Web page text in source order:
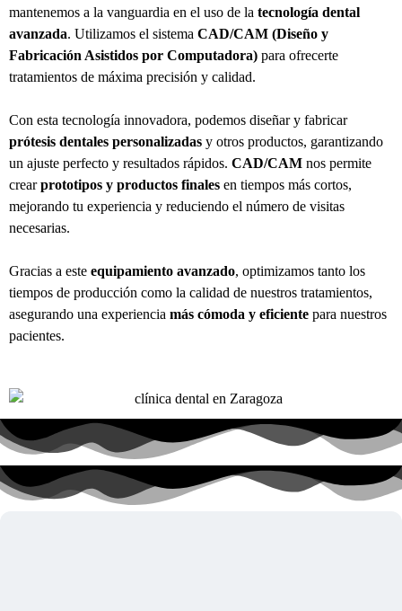
mantenemos a la vanguardia en el uso de la tecnología dental
avanzada. Utilizamos el sistema CAD/CAM (Diseño y
Fabricación Asistidos por Computadora) para ofrecerte
tratamientos de máxima precisión y calidad.
Con esta tecnología innovadora, podemos diseñar y fabricar
prótesis dentales personalizadas y otros productos, garantizando
un ajuste perfecto y resultados rápidos. CAD/CAM nos permite
crearprototipos y productos finales en tiempos más cortos,
mejorando tu experiencia y reduciendo el número de visitas
necesarias.
Gracias a este equipamiento avanzado, optimizamos tanto los
tiempos de producción como la calidad de nuestros tratamientos,
asegurando una experiencia más cómoda y eficiente para nuestros
pacientes.